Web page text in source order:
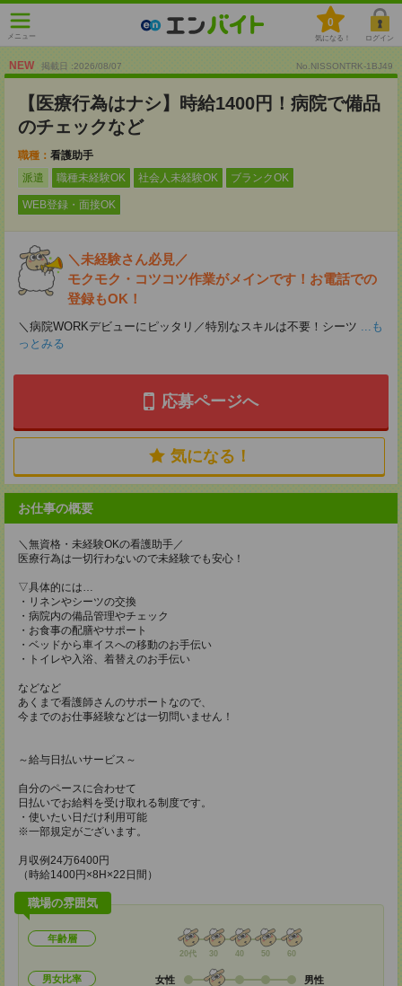
メニュー
0
気になる！ ログイン
NEW 掲載日 :2026/08/07 No.NISSONTRK-1BJ49
【医療行為はナシ】時給1400円！病院で備品
のチェックなど
職種： 看護助手
派遣
職種未経験OK 社会人未経験OK ブランクOK
WEB登録・面接OK
＼未経験さん必見／
モクモク・コツコツ作業がメインです！お電話での
登録もOK！
＼病院WORKデビューにピッタリ／特別なスキルは不要！シーツ ...も
っとみる
応募ページへ
気になる！
お仕事の概要
＼無資格・未経験OKの看護助手／
医療行為は一切行わないので未経験でも安心！
▽具体的には…
・リネンやシーツの交換
・病院内の備品管理やチェック
・お食事の配膳やサポート
・ベッドから車イスへの移動のお手伝い
・トイレや入浴、着替えのお手伝い
などなど
あくまで看護師さんのサポートなので、
今までのお仕事経験などは一切問いません！
～給与日払いサービス～
自分のペースに合わせて
日払いでお給料を受け取れる制度です。
・使いたい日だけ利用可能
※一部規定がございます。
月収例24万6400円
（時給1400円×8H×22日間）
職場の雰囲気
年齢層
20代 30 40 50 60
男女比率 女性 男性